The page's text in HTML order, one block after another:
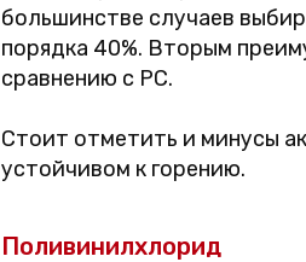
большинстве случаев
порядка 40%. Вторым
сравнению с PC.
Стоит отметить и минусы
устойчивом к горению.
Поливинилхлорид